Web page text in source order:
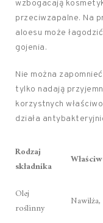
wzbogacają
przeciwzapalne. Na
aloesu może
gojenia.
Nie można
tylko nadają
korzystnych
działa
Rodzaj
składnika
Olej
roślinny